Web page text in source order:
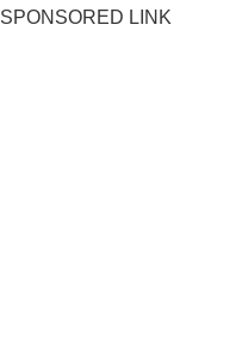
SPONSORED LINK